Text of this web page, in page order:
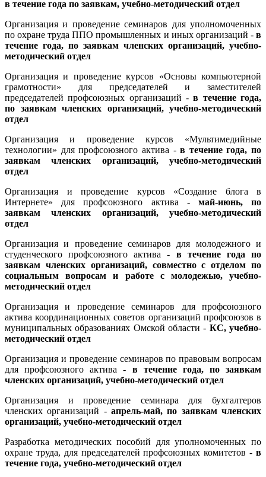
в течение года по заявкам, учебно-методический отдел
Организация и проведение семинаров для уполномоченных
по охране труда ППО промышленных и иных организаций - в
течение года, по заявкам членских организаций, учебно-
методический отдел
Организация и проведение курсов «Основы компьютерной
грамотности» для председателей и заместителей
председателей профсоюзных организаций -в течение года,
по заявкам членских организаций, учебно-методический
отдел
Организация и проведение курсов «Мультимедийные
технологии» для профсоюзного актива -в течение года, по
заявкам членских организаций, учебно-методический
отдел
Организация и проведение курсов «Создание блога в
Интернете» для профсоюзного актива - май-июнь, по
заявкам членских организаций, учебно-методический
отдел
Организация и проведение семинаров для молодежного и
студенческого профсоюзного актива - в течение года по
заявкам членских организаций, совместно с отделом по
социальным вопросам и работе с молодежью, учебно-
методический отдел
Организация и проведение семинаров для профсоюзного
актива координационных советов организаций профсоюзов в
муниципальных образованиях Омской области - КС, учебно-
методический отдел
Организация и проведение семинаров по правовым вопросам
для профсоюзного актива - в течение года, по заявкам
членских организаций, учебно-методический отдел
Организация и проведение семинара для бухгалтеров
членских организаций - апрель-май, по заявкам членских
организаций, учебно-методический отдел
Разработка методических пособий для уполномоченных по
охране труда, для председателей профсоюзных комитетов - в
течение года, учебно-методический отдел